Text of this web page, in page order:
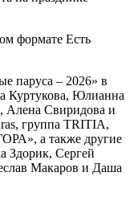
формате Есть
паруса – 2026» в
Куртукова, Юлианна
Алена Свиридова и
группа TRITIA,
а также другие
Здорик, Сергей
Макаров и Даша